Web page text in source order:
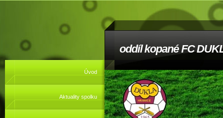
oddíl kopané FC
Úvod
Aktuality spolku